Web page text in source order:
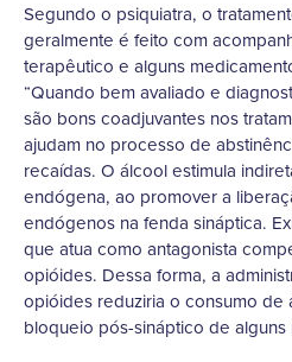
Segundo o psiquiatra, o
geralmente é feito com
terapêutico e alguns
“Quando bem avaliado e
são bons coadjuvantes nos
ajudam no processo de
recaídas. O álcool estimula
endógena, ao promover a
endógenos na fenda sináptica.
que atua como antagonista
opióides. Dessa forma, a
opióides reduziria o consumo de
bloqueio pós-sináptico de alguns